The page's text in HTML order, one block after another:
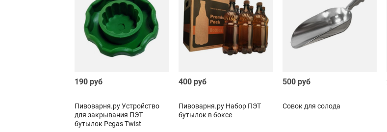
190 руб
Пивоварня.ру Устройство
для закрывания ПЭТ
бутылок Pegas Twist
400 руб
Пивоварня.ру Набор ПЭТ
бутылок в боксе
500 руб
Совок для солода